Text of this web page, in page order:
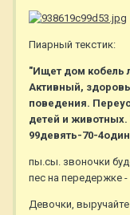
Пиарный текстик:
"Ищет дом кобель
Активный,
поведения.
детей и животных.
99девять-70-
пы.сы. звоночки
пес на передержке
Девочки,